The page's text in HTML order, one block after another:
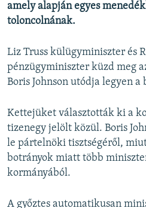
amely alapján egyes
toloncolnának.
Liz Truss külügyminiszter és
pénzügyminiszter küzd meg
Boris Johnson utódja legyen
Kettejüket választották ki a
tizenegy jelölt közül. Boris
le pártelnöki tisztségéről,
botrányok miatt több
kormányából.
A győztes automatikusan